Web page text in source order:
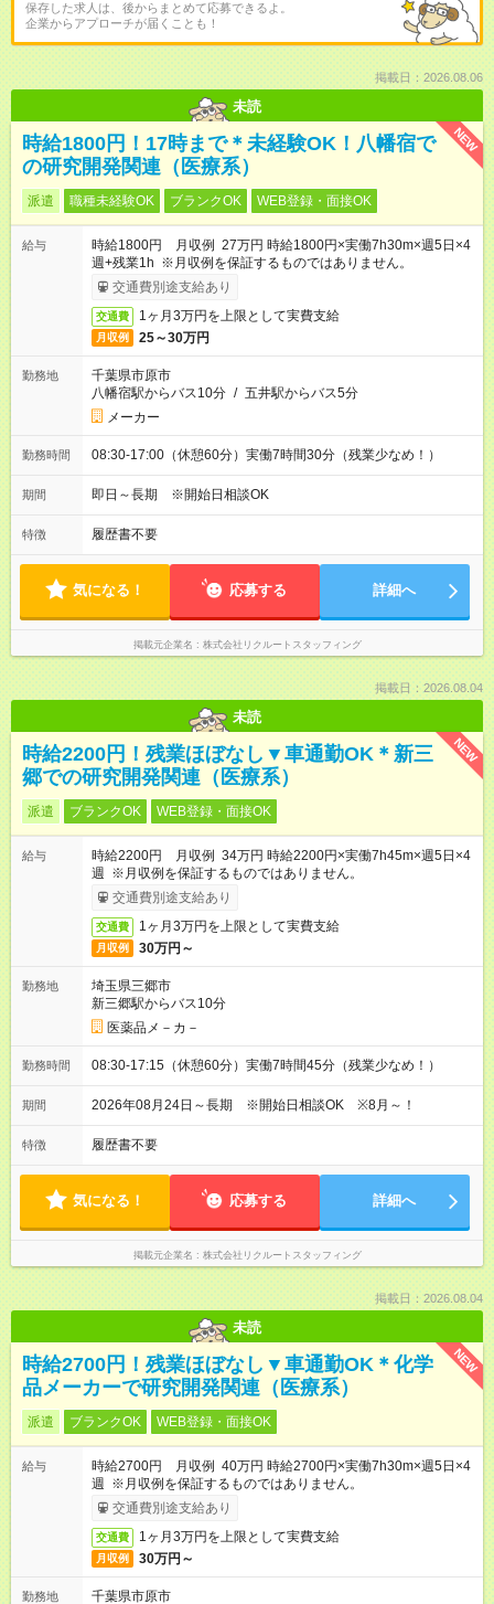
保存した求人は、後からまとめて応募できるよ。
企業からアプローチが届くことも！
掲載日：2026.08.06
未読
NEW
時給1800円！17時まで＊未経験OK！八幡宿で
の研究開発関連（医療系）
派遣 職種未経験OK ブランクOK WEB登録・面接OK
給与
時給1800円 月収例 27万円 時給1800円×実働7h30m×週5日×4
週+残業1h ※月収例を保証するものではありません。
交通費別途支給あり
交通費 1ヶ月3万円を上限として実費支給
月収例 25～30万円
勤務地
千葉県市原市
八幡宿駅からバス10分 / 五井駅からバス5分
メーカー
勤務時間 08:30-17:00（休憩60分）実働7時間30分（残業少なめ！）
期間 即日～長期 ※開始日相談OK
特徴 履歴書不要
気になる！ 応募する 詳細へ
掲載元企業名 株式会社リクルートスタッフィング
掲載日：2026.08.04
未読
NEW
時給2200円！残業ほぼなし▼車通勤OK＊新三
郷での研究開発関連（医療系）
派遣 ブランクOK WEB登録・面接OK
給与
時給2200円 月収例 34万円 時給2200円×実働7h45m×週5日×4
週 ※月収例を保証するものではありません。
交通費別途支給あり
交通費 1ヶ月3万円を上限として実費支給
月収例 30万円～
勤務地
埼玉県三郷市
新三郷駅からバス10分
医薬品メ－カ－
勤務時間 08:30-17:15（休憩60分）実働7時間45分（残業少なめ！）
期間 2026年08月24日～長期 ※開始日相談OK ※8月～！
特徴 履歴書不要
気になる！ 応募する 詳細へ
掲載元企業名 株式会社リクルートスタッフィング
掲載日：2026.08.04
未読
NEW
時給2700円！残業ほぼなし▼車通勤OK＊化学
品メーカーで研究開発関連（医療系）
派遣 ブランクOK WEB登録・面接OK
給与
時給2700円 月収例 40万円 時給2700円×実働7h30m×週5日×4
週 ※月収例を保証するものではありません。
交通費別途支給あり
交通費 1ヶ月3万円を上限として実費支給
月収例 30万円～
勤務地 千葉県市原市